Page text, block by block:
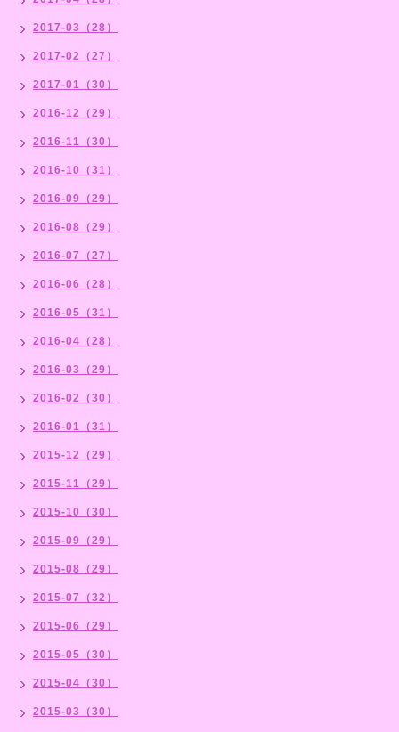
2017-03（28）
2017-02（27）
2017-01（30）
2016-12（29）
2016-11（30）
2016-10（31）
2016-09（29）
2016-08（29）
2016-07（27）
2016-06（28）
2016-05（31）
2016-04（28）
2016-03（29）
2016-02（30）
2016-01（31）
2015-12（29）
2015-11（29）
2015-10（30）
2015-09（29）
2015-08（29）
2015-07（32）
2015-06（29）
2015-05（30）
2015-04（30）
2015-03（30）